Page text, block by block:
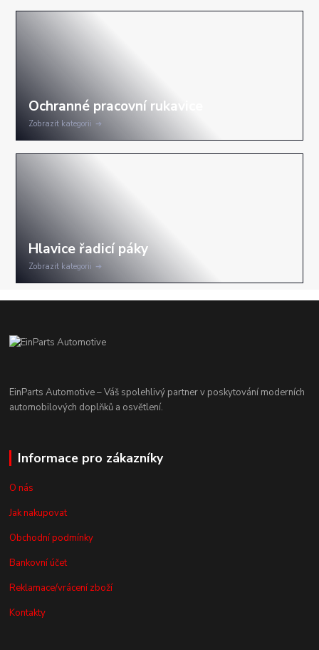
Zobrazit kategorii
Zobrazit kategorii
EinParts Automotive – Váš spolehlivý partner v poskytování moderních
automobilových doplňků a osvětlení.
Informace pro zákazníky
O nás
Jak nakupovat
Obchodní podmínky
Bankovní účet
Reklamace/vrácení zboží
Kontakty